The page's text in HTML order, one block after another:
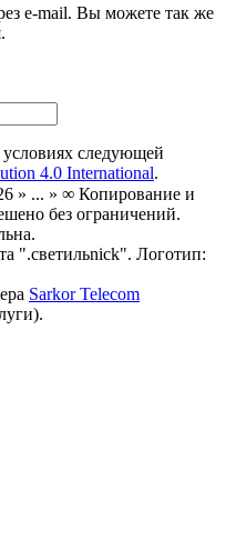
e-mail. Вы можете так же
следующей
4.0 International.
» ... » ∞ Копирование и
без ограничений.
".светильnick". Логотип:
Sarkor Telecom